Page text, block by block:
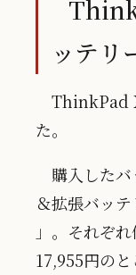
ッテリ
ThinkPad
た。
購入した
＆拡張バッ
」。それぞ
17,955円の